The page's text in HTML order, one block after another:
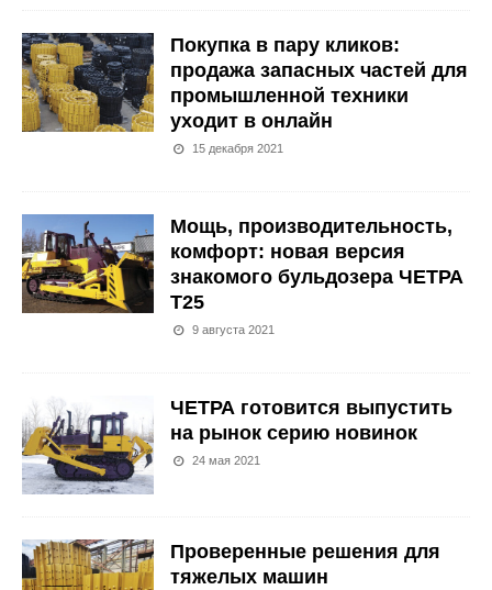
Покупка в пару кликов:
продажа запасных частей для
промышленной техники
уходит в онлайн
15 декабря 2021
Мощь, производительность,
комфорт: новая версия
знакомого бульдозера ЧЕТРА
Т25
9 августа 2021
ЧЕТРА готовится выпустить
на рынок серию новинок
24 мая 2021
Проверенные решения для
тяжелых машин